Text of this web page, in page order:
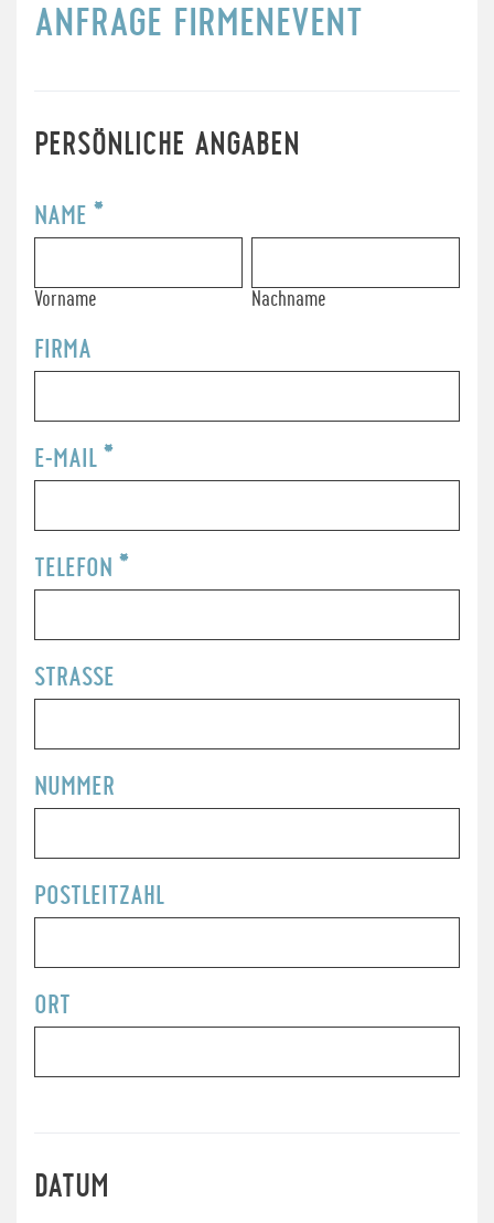
ANFRAGE FIRMENEVENT
Firmenevent
PERSÖNLICHE ANGABEN
NAME *
Vorname Nachname
FIRMA
E-MAIL *
TELEFON *
STRASSE
NUMMER
POSTLEITZAHL
ORT
DATUM